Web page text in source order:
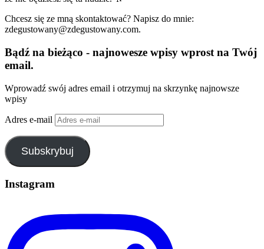
Chcesz się ze mną skontaktować? Napisz do mnie:
zdegustowany@zdegustowany.com.
Bądź na bieżąco - najnowesze wpisy wprost na Twój
email.
Wprowadź swój adres email i otrzymuj na skrzynkę najnowsze
wpisy
Adres e-mail
Subskrybuj
Instagram